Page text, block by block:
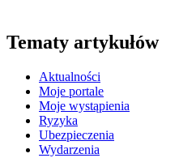
Tematy artykułów
Aktualności
Moje portale
Moje wystąpienia
Ryzyka
Ubezpieczenia
Wydarzenia